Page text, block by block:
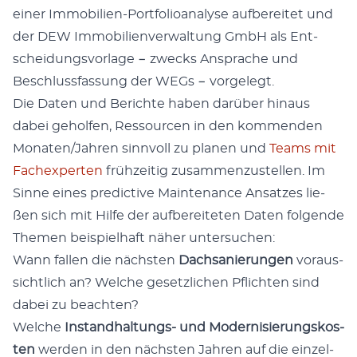
einer Immo­bi­li­en-Port­fo­lio­ana­ly­se auf­be­rei­tet und
der DEW Immo­bi­li­en­ver­wal­tung GmbH als Ent­
schei­dungs­vor­la­ge − zwecks Anspra­che und
Beschluss­fas­sung der WEGs − vorgelegt.
Die Daten und Berich­te haben dar­über hin­aus
dabei gehol­fen, Res­sour­cen in den kom­men­den
Monaten/​Jahren sinn­voll zu pla­nen und Teams mit
Fach­ex­per­ten früh­zei­tig zusam­men­zu­stel­len. Im
Sin­ne eines pre­dic­ti­ve Main­ten­an­ce Ansat­zes lie­
ßen sich mit Hil­fe der auf­be­rei­te­ten Daten fol­gen­de
The­men bei­spiel­haft näher untersuchen:
Wann fal­len die nächs­ten Dach­sa­nie­run­gen vor­aus­
sicht­lich an? Wel­che gesetz­li­chen Pflich­ten sind
dabei zu beachten?
Wel­che
Instand­hal­tungs- und Moder­ni­sie­rungs­kos­
ten wer­den in den nächs­ten Jah­ren auf die ein­zel­